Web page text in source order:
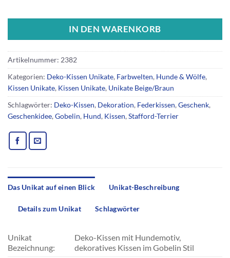
IN DEN WARENKORB
Artikelnummer: 2382
Kategorien: Deko-Kissen Unikate, Farbwelten, Hunde & Wölfe,
Kissen Unikate, Kissen Unikate, Unikate Beige/Braun
Schlagwörter: Deko-Kissen, Dekoration, Federkissen,Geschenk,
Geschenkidee,Gobelin, Hund, Kissen,Stafford-Terrier
Das Unikat auf einen Blick Unikat-Beschreibung
Details zum Unikat Schlagwörter
Unikat
Bezeichnung:
Deko-Kissen mit Hundemotiv,
dekoratives Kissen im Gobelin Stil